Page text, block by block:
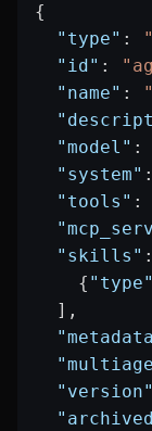
{
  "type"
:
  "id"
:
  "name"
:
  "model"
:
  "system"
  "tools"
:
  "skills"
    {
"type"
  ],
  "version"